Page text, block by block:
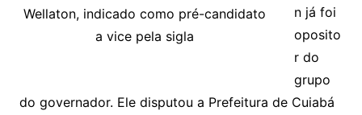
Wellaton, indicado como pré-candidato
a vice pela sigla
n já foi
oposito
r do
grupo
do governador. Ele disputou a Prefeitura de Cuiabá